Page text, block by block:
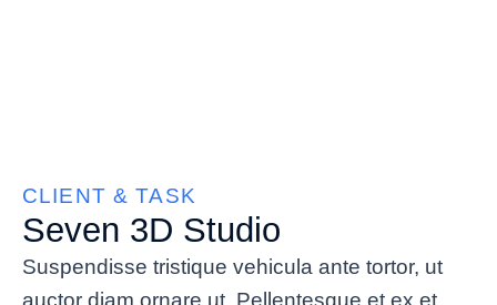
CLIENT & TASK
Seven 3D Studio
Suspendisse tristique vehicula ante tortor, ut
auctor diam ornare ut. Pellentesque et ex et